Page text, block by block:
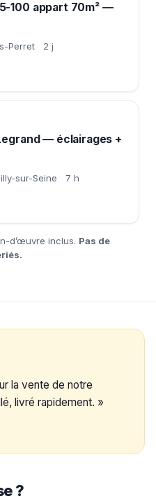
100 appart 70m² —
Perret 2 j
— éclairages +
sur-Seine 7 h
d’œuvre inclus. Pas de
la vente de notre
livré rapidement. »
?